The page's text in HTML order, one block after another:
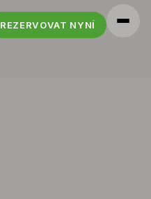
REZERVOVAT NYNÍ